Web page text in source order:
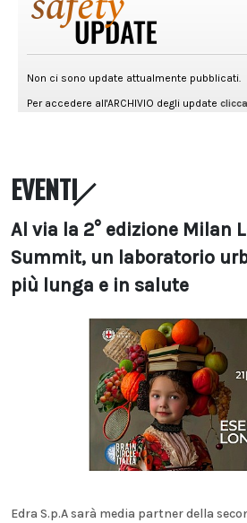
EVENTI
Al via la 2° edizione Milan
Summit, un laboratorio
più lunga e in salute
Edra S.p.A sarà media partner della